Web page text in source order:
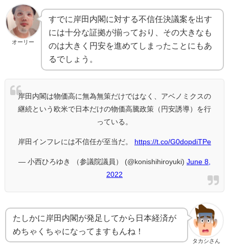
オーリー
すでに岸田内閣に対する不信任決議案を出す
には十分な証拠が揃っており、その大きなも
のは大きく円安を進めてしまったことにもあ
るでしょう。
岸田内閣は物価高に無為無策だけではなく、アベノミクスの
継続という欧米で日本だけの物価高騰政策（円安誘導）を行
っている。
岸田インフレには不信任が至当だ。 https://t.co/G0dopdiTPe
— 小西ひろゆき （参議院議員） (@konishihiroyuki) June 8,
2022
タカシさん
たしかに岸田内閣が発足してから日本経済が
めちゃくちゃになってますもんね！